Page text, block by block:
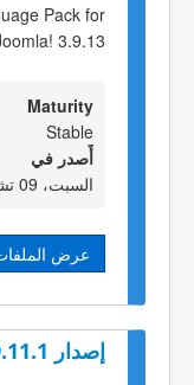
Pack for
3.9.13
Maturity
Stable
أٌصدر في
السبت، 09 تشرين2/نوفمبر 2019 09:00
عرض
إصدار 3.9.11.1